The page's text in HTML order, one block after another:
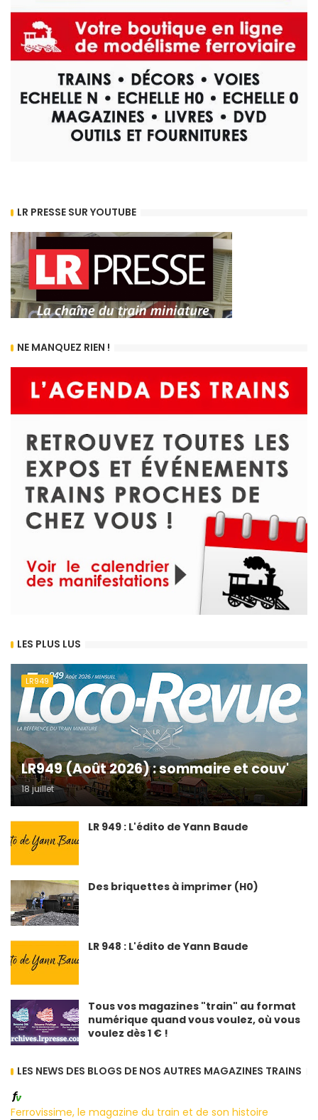
LR PRESSE SUR YOUTUBE
NE MANQUEZ RIEN !
LES PLUS LUS
LR949
LR949 (Août 2026) : sommaire et couv'
18 juillet
LR 949 : L'édito de Yann Baude
Des briquettes à imprimer (H0)
LR 948 : L'édito de Yann Baude
Tous vos magazines "train" au format
numérique quand vous voulez, où vous
voulez dès 1 € !
LES NEWS DES BLOGS DE NOS AUTRES MAGAZINES TRAINS
Ferrovissime, le magazine du train et de son histoire